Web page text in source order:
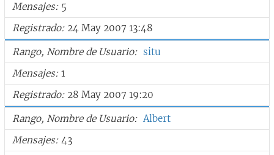
Mensajes 5
Registrado 24 May 2007 13:48
Rango, Nombre de Usuario
situ
Mensajes 1
Registrado 28 May 2007 19:20
Rango, Nombre de Usuario
Albert
Mensajes 43